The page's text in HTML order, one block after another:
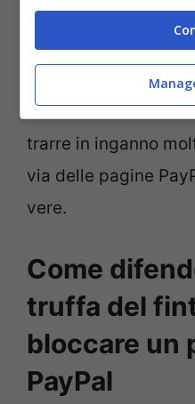
seconda pagina,
chiede
associata al
una truffa ben
trarre in inganno
via delle pagine
vere.
Come
truffa del
bloccare un
PayPal